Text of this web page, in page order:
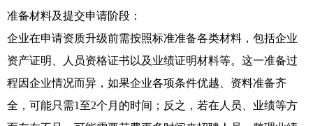
准备材料及提交申请阶段：
企业在申请资质升级前需按照标准准备各类材料，包括企业
资产证明、人员资格证书以及业绩证明材料等。这一准备过
程因企业情况而异，如果企业各项条件优越、资料准备齐
全，可能只需1至2个月的时间；反之，若在人员、业绩等方